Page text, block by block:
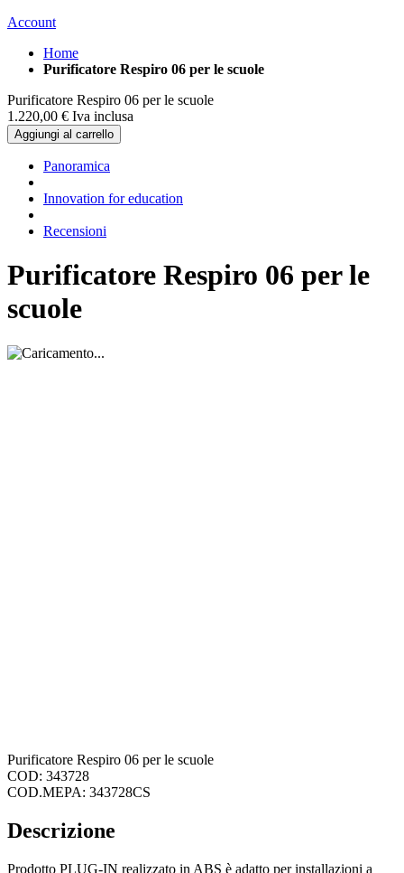
Account
Home
Purificatore Respiro 06 per le scuole
Purificatore Respiro 06 per le scuole
1.220,00 € Iva inclusa
Aggiungi al carrello
Panoramica
Innovation for education
Recensioni
Purificatore Respiro 06 per le
scuole
Purificatore Respiro 06 per le scuole
COD: 343728
COD.MEPA: 343728CS
Descrizione
Prodotto PLUG-IN realizzato in ABS è adatto per installazioni a